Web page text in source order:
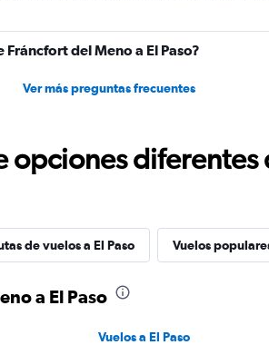
del Meno a El Paso?
Ver más preguntas frecuentes
opciones
de vuelos a El Paso Vuelos
a El Paso
Vuelos a El Paso